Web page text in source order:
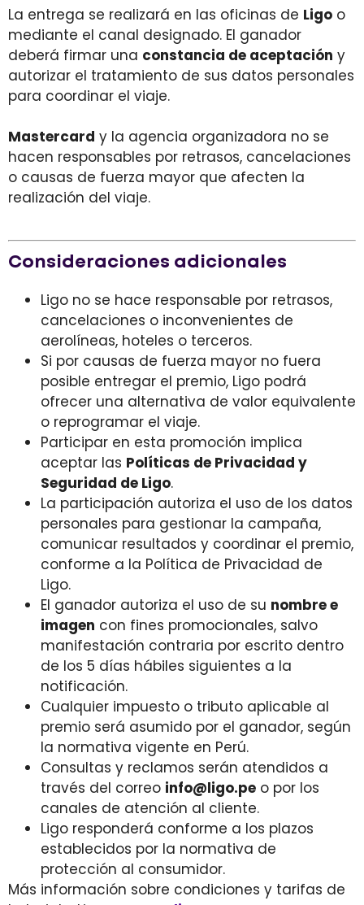
La entrega se realizará en las oficinas de Ligo o
mediante el canal designado. El ganador
deberá firmar una constancia de aceptación y
autorizar el tratamiento de sus datos personales
para coordinar el viaje.
Mastercard y la agencia organizadora no se
hacen responsables por retrasos, cancelaciones
o causas de fuerza mayor que afecten la
realización del viaje.
Consideraciones adicionales
Ligo no se hace responsable por retrasos,
cancelaciones o inconvenientes de
aerolíneas, hoteles o terceros.
Si por causas de fuerza mayor no fuera
posible entregar el premio, Ligo podrá
ofrecer una alternativa de valor equivalente
o reprogramar el viaje.
Participar en esta promoción implica
aceptar las Políticas de Privacidad y
Seguridad de Ligo.
La participación autoriza el uso de los datos
personales para gestionar la campaña,
comunicar resultados y coordinar el premio,
conforme a la Política de Privacidad de
Ligo.
El ganador autoriza el uso de su nombre e
imagen con fines promocionales, salvo
manifestación contraria por escrito dentro
de los 5 días hábiles siguientes a la
notificación.
Cualquier impuesto o tributo aplicable al
premio será asumido por el ganador, según
la normativa vigente en Perú.
Consultas y reclamos serán atendidos a
través del correo info@ligo.pe o por los
canales de atención al cliente.
Ligo responderá conforme a los plazos
establecidos por la normativa de
protección al consumidor.
Más información sobre condiciones y tarifas de